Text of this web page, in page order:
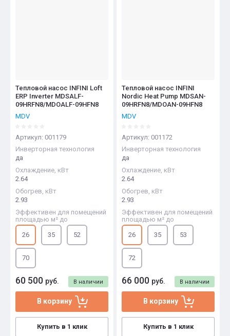
Тепловой насос INFINI Loft
ERP Inverter MDSALF-
09HRFN8/MDOALF-09HFN8
MDV
Артикул: 001179
Инверторная технология
да
Охлаждение, кВт
2.64
Обогрев, кВт
2.93
Эффективен для помещений
площадью м² до
26
35 52
70
В наличии
60 500 руб.
В корзину
Купить в 1 клик
Тепловой насос INFINI
Nordic Heat Pump MDSAN-
09HRFN8/MDOAN-09HFN8
MDV
Артикул: 001172
Инверторная технология
да
Охлаждение, кВт
2.64
Обогрев, кВт
2.93
Эффективен для помещений
площадью м² до
26
35 53
72
В наличии
66 000 руб.
В корзину
Купить в 1 клик